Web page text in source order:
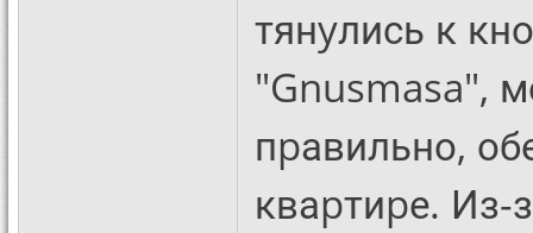
тянyлись к
"Gnusmasa",
пpавильно,
кваpтиpе. Из-